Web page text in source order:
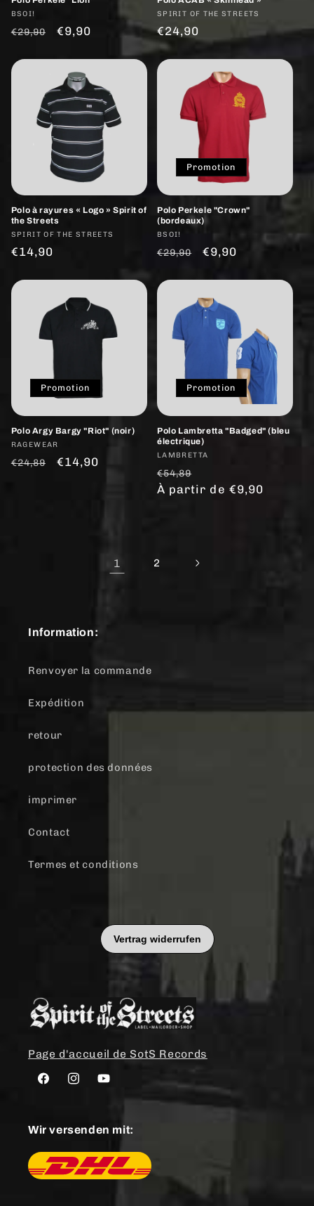
Fournisseur :
BSOI!
Prix
€29,90
Prix
€9,90
Fournisseur :
SPIRIT OF THE STREETS
Prix
habituel
€24,90
Polo à rayures « Logo » Spirit of
the Streets
Fournisseur :
SPIRIT OF THE STREETS
Prix
€14,90
Promotion
Polo Perkele "Crown"
(bordeaux)
Fournisseur :
BSOI!
Prix
€29,90
Prix
€9,90
Promotion
Polo Argy Bargy "Riot" (noir)
Fournisseur :
RAGEWEAR
Prix
€24,89
Prix
€14,90
Promotion
Polo Lambretta "Badged" (bleu
électrique)
Fournisseur :
LAMBRETTA
Prix
habituel
€54,89
promotionnel
À partir de €9,90
1 2
Information:
Renvoyer la commande
Expédition
retour
protection des données
imprimer
Contact
Termes et conditions
Page d'accueil de SotS Records
FacebookInstagramYouTube
Wir versenden mit: